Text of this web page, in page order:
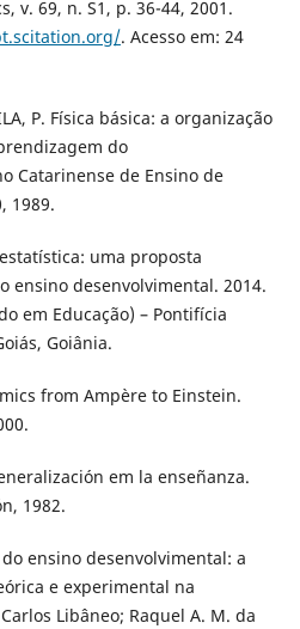
v. 69, n. S1, p. 36-44, 2001.
. Acesso em: 24
P. Física básica: a organização
do
Catarinense de Ensino de
1989.
uma proposta
ensino desenvolvimental. 2014.
em Educação) – Pontifícia
Goiânia.
from Ampère to Einstein.
em la enseñanza.
1982.
do ensino desenvolvimental: a
e experimental na
Libâneo; Raquel A. M. da